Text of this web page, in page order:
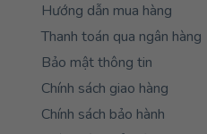
Hướng dẫn mua hàng
Thanh toán qua ngân hàng
Bảo mật thông tin
Chính sách giao hàng
Chính sách bảo hành